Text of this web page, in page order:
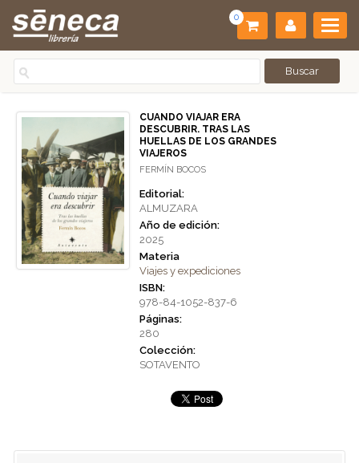
0
CUANDO VIAJAR ERA
DESCUBRIR. TRAS LAS
HUELLAS DE LOS GRANDES
VIAJEROS
FERMÍN BOCOS
Editorial:
ALMUZARA
Año de edición:
2025
Materia
Viajes y expediciones
ISBN:
978-84-1052-837-6
Páginas:
280
Colección:
SOTAVENTO